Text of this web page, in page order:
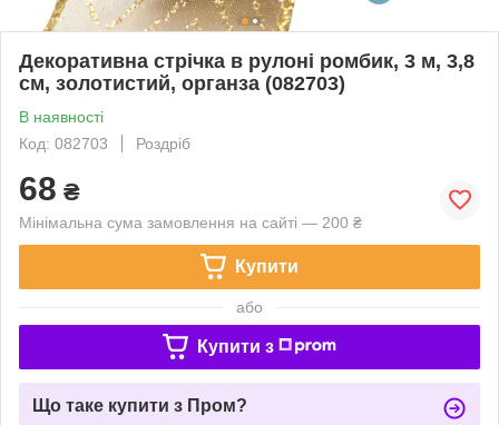
Декоративна стрічка в рулоні ромбик, 3 м, 3,8
см, золотистий, органза (082703)
В наявності
Код: 082703
Роздріб
68 ₴
Мінімальна сума замовлення на сайті — 200 ₴
Купити
або
Купити з
Що таке купити з Пром?